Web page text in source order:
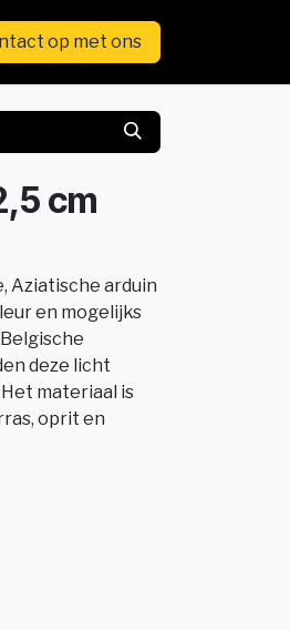
op met ons
cm
Aziatische arduin
en mogelijks
deze licht
materiaal is
oprit en